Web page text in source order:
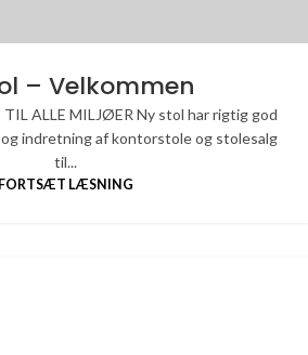
– Velkommen
TIL ALLE MILJØER Ny stol har rigtig god
indretning af kontorstole og stolesalg
til...
FORTSÆT LÆSNING